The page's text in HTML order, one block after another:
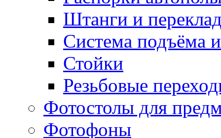
Штанги и
Система подъёма
Стойки
Резьбовые
Фотостолы для
Фотофоны